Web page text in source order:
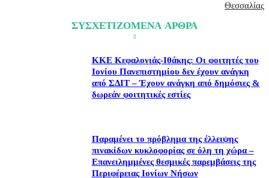
Θεσσαλίας
ΣΥΣΧΕΤΙΖΟΜΕΝΑ ΑΡΘΡΑ
ΚΚΕ Κεφαλονιάς-Ιθάκης: Οι φοιτητές του
Ιονίου Πανεπιστημίου δεν έχουν ανάγκη
από ΣΔΙΤ – Έχουν ανάγκη από δημόσιες &
δωρεάν φοιτητικές εστίες
Παραμένει το πρόβλημα της έλλειψης
πινακίδων κυκλοφορίας σε όλη τη χώρα –
Επανειλημμένες θεσμικές παρεμβάσεις της
Περιφέρειας Ιονίων Νήσων